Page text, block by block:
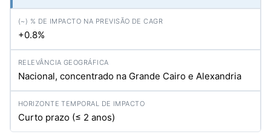
+0.8%
Nacional, concentrado na Grande Cairo e Alexandria
Curto prazo (≤ 2 anos)